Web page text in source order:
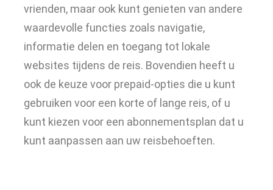
vrienden, maar ook kunt genieten van andere
waardevolle functies zoals navigatie,
informatie delen en toegang tot lokale
websites tijdens de reis. Bovendien heeft u
ook de keuze voor prepaid-opties die u kunt
gebruiken voor een korte of lange reis, of u
kunt kiezen voor een abonnementsplan dat u
kunt aanpassen aan uw reisbehoeften.